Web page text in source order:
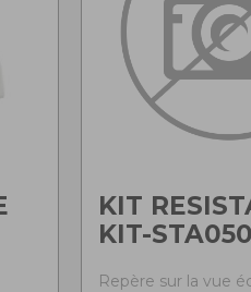
KIT
KIT-
Repère sur la vue